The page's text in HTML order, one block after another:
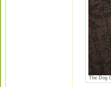
The Dog